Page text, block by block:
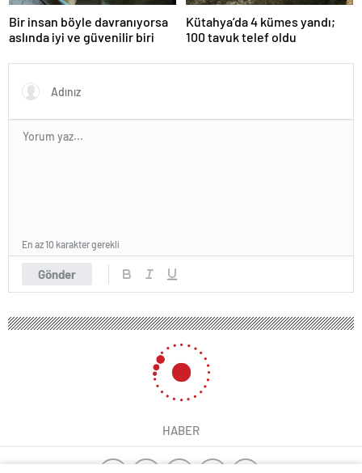
Bir insan böyle davranıyorsa
aslında iyi ve güvenilir biri
Kütahya’da 4 kümes yandı;
100 tavuk telef oldu
Gönder
En az 10 karakter gerekli
HABER